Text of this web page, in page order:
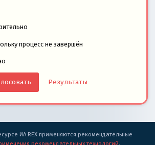
процесс не завершён
Результаты
ИА REX применяются рекомендательные
рекомендательных технологий.